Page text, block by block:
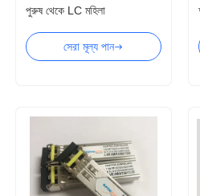
পুরুষ থেকে LC মহিলা
সেরা মূল্য পান